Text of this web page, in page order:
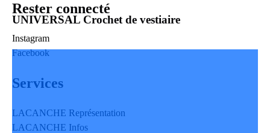
UNIVERSAL Crochet de vestiaire
Rester connecté
Instagram
Facebook
Services
LACANCHE Représentation
LACANCHE Infos